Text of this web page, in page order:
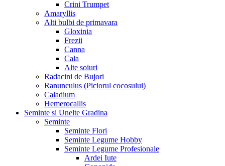
Crini Trumpet
Amaryllis
Alti bulbi de primavara
Gloxinia
Frezii
Canna
Cala
Alte soiuri
Radacini de Bujori
Ranunculus (Piciorul cocosului)
Caladium
Hemerocallis
Seminte si Unelte Gradina
Seminte
Seminte Flori
Seminte Legume Hobby
Seminte Legume Profesionale
Ardei Iute